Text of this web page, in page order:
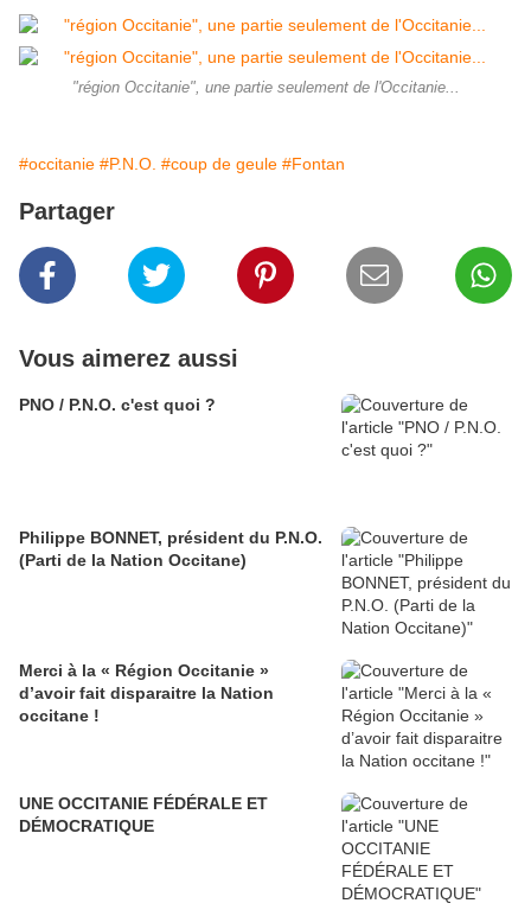
"région Occitanie", une partie seulement de l'Occitanie...
#occitanie #P.N.O. #coup de geule #Fontan
Partager
Vous aimerez aussi
PNO / P.N.O. c'est quoi ?
Philippe BONNET, président du P.N.O.
(Parti de la Nation Occitane)
Merci à la « Région Occitanie »
d’avoir fait disparaitre la Nation
occitane !
UNE OCCITANIE FÉDÉRALE ET
DÉMOCRATIQUE